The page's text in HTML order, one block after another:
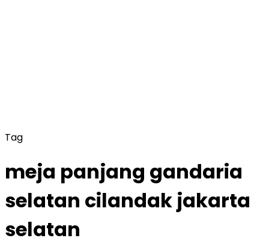
Tag
meja panjang gandaria
selatan cilandak jakarta
selatan